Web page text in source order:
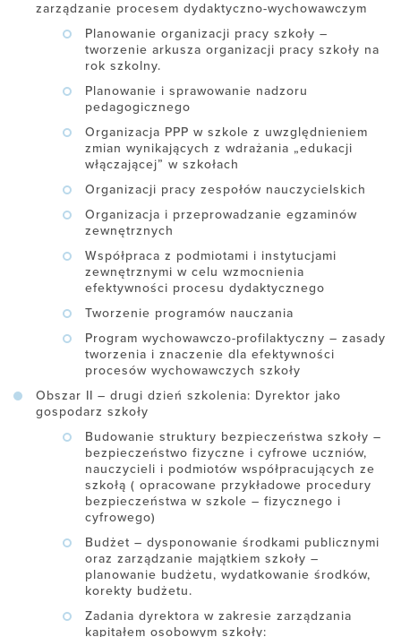
zarządzanie procesem dydaktyczno-wychowawczym
Planowanie organizacji pracy szkoły –
tworzenie arkusza organizacji pracy szkoły na
rok szkolny.
Planowanie i sprawowanie nadzoru
pedagogicznego
Organizacja PPP w szkole z uwzględnieniem
zmian wynikających z wdrażania „edukacji
włączającej” w szkołach
Organizacji pracy zespołów nauczycielskich
Organizacja i przeprowadzanie egzaminów
zewnętrznych
Współpraca z podmiotami i instytucjami
zewnętrznymi w celu wzmocnienia
efektywności procesu dydaktycznego
Tworzenie programów nauczania
Program wychowawczo-profilaktyczny – zasady
tworzenia i znaczenie dla efektywności
procesów wychowawczych szkoły
Obszar II – drugi dzień szkolenia: Dyrektor jako
gospodarz szkoły
Budowanie struktury bezpieczeństwa szkoły –
bezpieczeństwo fizyczne i cyfrowe uczniów,
nauczycieli i podmiotów współpracujących ze
szkołą ( opracowane przykładowe procedury
bezpieczeństwa w szkole – fizycznego i
cyfrowego)
Budżet – dysponowanie środkami publicznymi
oraz zarządzanie majątkiem szkoły –
planowanie budżetu, wydatkowanie środków,
korekty budżetu.
Zadania dyrektora w zakresie zarządzania
kapitałem osobowym szkoły: